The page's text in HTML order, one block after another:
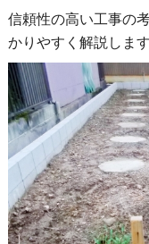
信頼性の高い工事の
かりやすく解説しま